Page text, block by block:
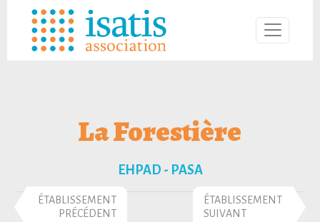
La Forestière
EHPAD - PASA
ÉTABLISSEMENT
PRÉCÉDENT
ÉTABLISSEMENT
SUIVANT